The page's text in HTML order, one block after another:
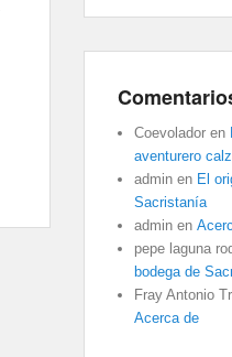
Coevolador en
aventurero
admin en El
Sacristanía
admin en
pepe laguna
bodega de
Fray Antonio
Acerca de